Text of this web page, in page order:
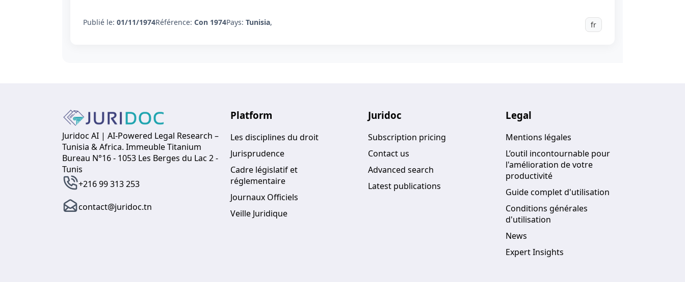
Publié le: 01/11/1974Référence: Con 1974Pays: Tunisia, fr
Juridoc AI | AI-Powered Legal Research –
Tunisia & Africa. Immeuble Titanium
Bureau N°16 - 1053 Les Berges du Lac 2 -
Tunis
+216 99 313 253
contact@juridoc.tn
Platform
Les disciplines du droit
Jurisprudence
Cadre législatif et
réglementaire
Journaux Officiels
Veille Juridique
Juridoc
Subscription pricing
Contact us
Advanced search
Latest publications
Legal
Mentions légales
L’outil incontournable pour
l'amélioration de votre
productivité
Guide complet d'utilisation
Conditions générales
d'utilisation
News
Expert Insights